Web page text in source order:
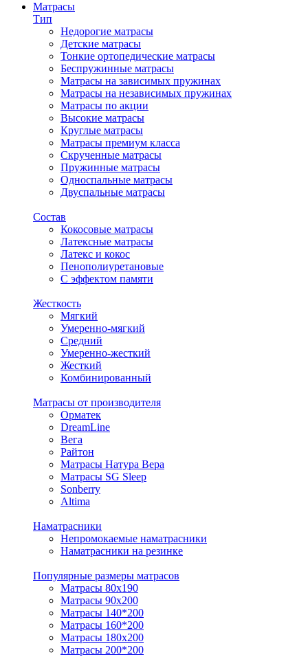
Матрасы
Тип
Недорогие матрасы
Детские матрасы
Тонкие ортопедические матрасы
Беспружинные матрасы
Матрасы на зависимых пружинах
Матрасы на независимых пружинах
Матрасы по акции
Высокие матрасы
Круглые матрасы
Матрасы премиум класса
Скрученные матрасы
Пружинные матрасы
Односпальные матрасы
Двуспальные матрасы
Состав
Кокосовые матрасы
Латексные матрасы
Латекс и кокос
Пенополиуретановые
С эффектом памяти
Жесткость
Мягкий
Умеренно-мягкий
Средний
Умеренно-жесткий
Жесткий
Комбинированный
Матрасы от производителя
Орматек
DreamLine
Вега
Райтон
Матрасы Натура Вера
Матрасы SG Sleep
Sonberry
Altima
Наматрасники
Непромокаемые наматрасники
Наматрасники на резинке
Популярные размеры матрасов
Матрасы 80x190
Матрасы 90x200
Матрасы 140*200
Матрасы 160*200
Матрасы 180x200
Матрасы 200*200